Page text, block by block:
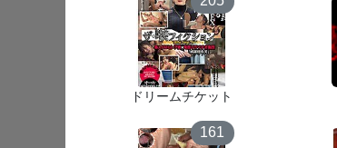
ドリームチケット
161